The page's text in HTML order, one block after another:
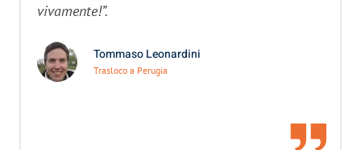
vivamente!”.
Tommaso Leonardini
Trasloco a Perugia